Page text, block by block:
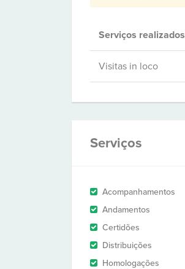
Serviços realizados
Visitas in loco
Serviços
Acompanhamentos
Andamentos
Certidões
Distribuições
Homologações